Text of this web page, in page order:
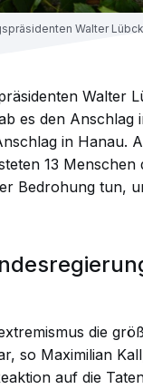
Walter
Walter
es den Anschlag
in Hanau.
13 Menschen
Bedrohung tun,
die
so Maximilian
auf die